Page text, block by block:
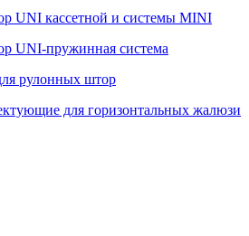
UNI кассетной и системы MINI
UNI-пружинная система
рулонных штор
для горизонтальных жалюзи